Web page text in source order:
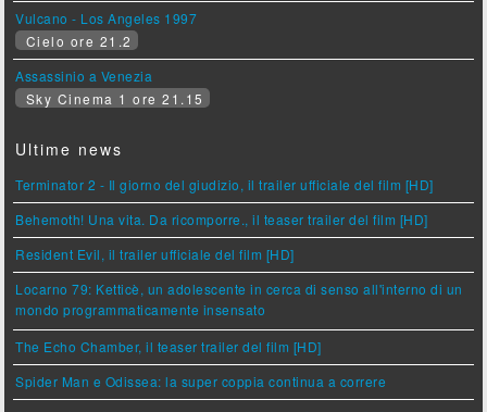
Vulcano - Los Angeles 1997
Cielo ore 21.2
Assassinio a Venezia
Sky Cinema 1 ore 21.15
Ultime news
Terminator 2 - Il giorno del giudizio, il trailer ufficiale del film [HD]
Behemoth! Una vita. Da ricomporre., il teaser trailer del film [HD]
Resident Evil, il trailer ufficiale del film [HD]
Locarno 79: Ketticè, un adolescente in cerca di senso all'interno di un
mondo programmaticamente insensato
The Echo Chamber, il teaser trailer del film [HD]
Spider Man e Odissea: la super coppia continua a correre